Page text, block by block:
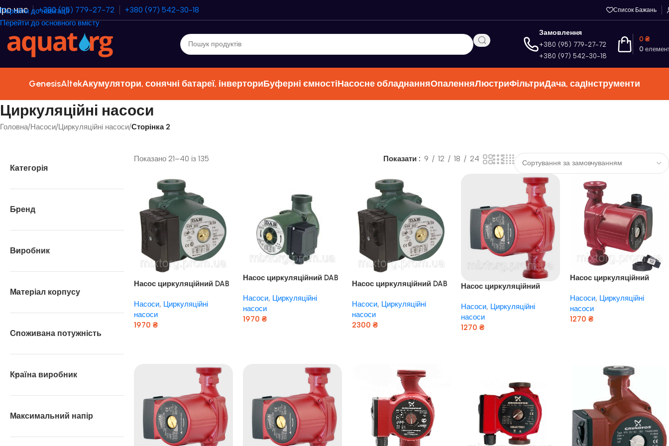
Перейти до навігації
Перейти до основного вмісту
нас +380 (95) 779-27-72 +380 (97) 542-30-18 Список Бажань
Замовлення
+380 (95) 779-27-72
+380 (97) 542-30-18
0
0 ₴
GenesisAltekАкумулятори, сонячні батареї, інверториБуферні ємностіНасосне обладнанняОпаленняЛюстриФільтриДача, садІнструменти
Циркуляційні насоси
Головна/Насоси/Циркуляційні насоси/Сторінка 2
Категорія
Бренд
Виробник
Матеріал корпусу
Споживана потужність
Країна виробник
Максимальний напір
Показано 21–40 із 135 Показати 9 12 18 24
Насос циркуляційний DAB
ІТАЛІЯ
Насоси, Циркуляційні
насоси
1970 ₴
Насос циркуляційний DAB
Насоси, Циркуляційні
насоси
1970 ₴
Насос циркуляційний DAB
Насоси, Циркуляційні
насоси
2300 ₴
Насос циркуляційний
180
Насоси, Циркуляційні
насоси
1270 ₴
Насос циркуляційний
180
Насоси, Циркуляційні
насоси
1270 ₴